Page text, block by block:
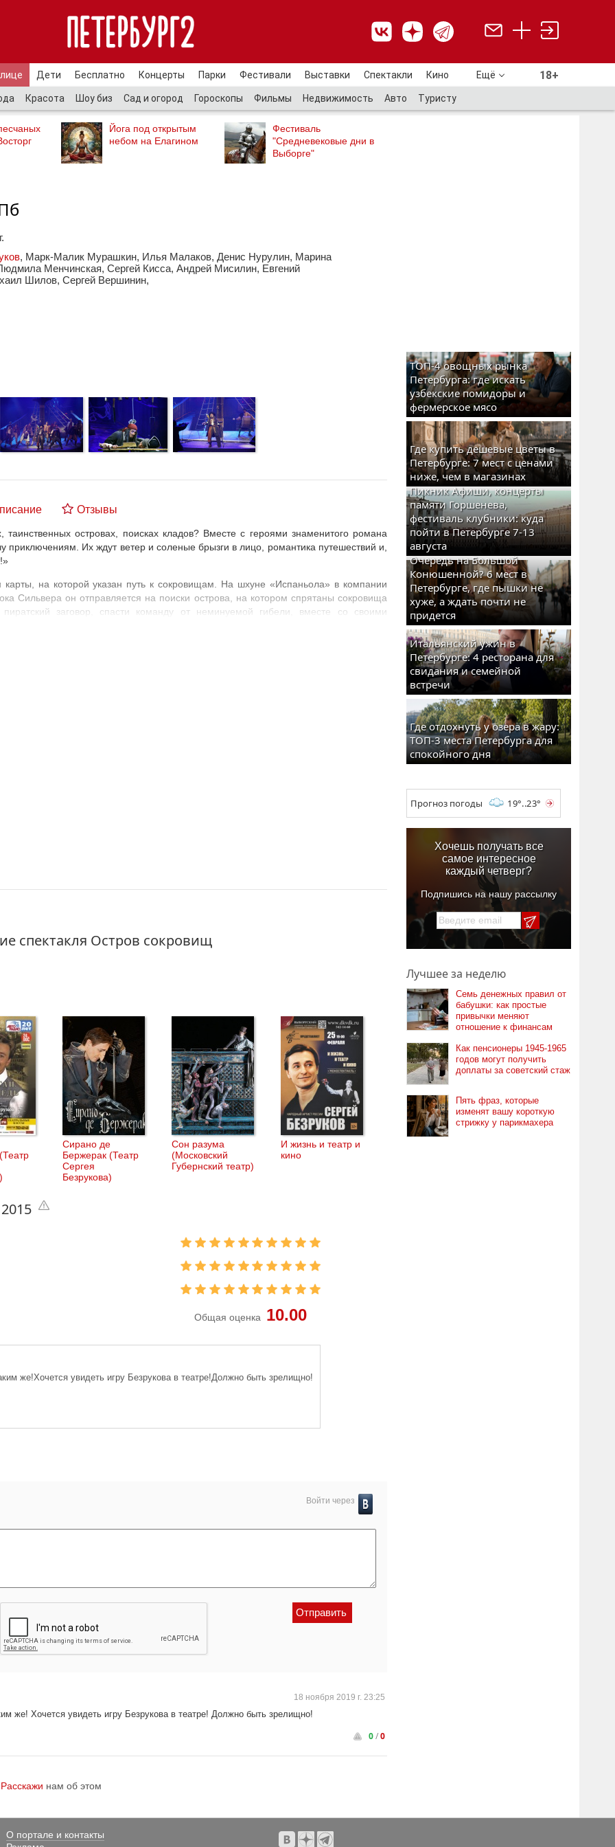
Дети Бесплатно Концерты Парки Фестивали Выставки Спектакли Кино Ещё 18+
Красота Шоу биз Сад и огород Гороскопы Фильмы Недвижимость Авто Туристу
Йога под открытым
небом на Елагином
Фестиваль
"Средневековые дни в
Выборге"
, Марк-Малик Мурашкин, Илья Малаков, Денис Нурулин, Марина
Менчинская, Сергей Кисса, Андрей Мисилин, Евгений
Шилов, Сергей Вершинин,
Отзывы
островах, поисках кладов? Вместе с героями знаменитого романа
приключениям. Их ждут ветер и соленые брызги в лицо, романтика путешествий и,
на которой указан путь к сокровищам. На шхуне «Испаньола» в компании
Сильвера он отправляется на поиски острова, на котором спрятаны сокровища
заговор, спасти команду от неминуемой гибели, вместе со своими
понять, что самое дорогое на свете – это не золото и серебро, а храбрость,
спектакля Остров сокровищ
Сирано де
Бержерак (Театр
Сергея
Безрукова)
Сон разума
(Московский
Губернский театр)
И жизнь и театр и
кино
Общая оценка 10.00
же!Хочется увидеть игру Безрукова в театре!Должно быть зрелищно!
Войти через
18 ноября 2019 г. 23:25
же! Хочется увидеть игру Безрукова в театре! Должно быть зрелищно!
0/0
Расскажи нам об этом
ТОП-4 овощных рынка
Петербурга: где искать
узбекские помидоры и
фермерское мясо
Где купить дешевые цветы в
Петербурге: 7 мест с ценами
ниже, чем в магазинах
Пикник Афиши, концерты
памяти Горшенева,
фестиваль клубники: куда
пойти в Петербурге 7-13
августа
Очередь на Большой
Конюшенной? 6 мест в
Петербурге, где пышки не
хуже, а ждать почти не
придется
Итальянский ужин в
Петербурге: 4 ресторана для
свидания и семейной
встречи
Где отдохнуть у озера в жару:
ТОП-3 места Петербурга для
спокойного дня
Прогноз погоды 19°..23°
Хочешь получать все
самое интересное
каждый четверг?
Подпишись на нашу рассылку
Лучшее за неделю
Семь денежных правил от
бабушки: как простые
привычки меняют
отношение к финансам
Как пенсионеры 1945-1965
годов могут получить
доплаты за советский стаж
Пять фраз, которые
изменят вашу короткую
стрижку у парикмахера
О портале и контакты